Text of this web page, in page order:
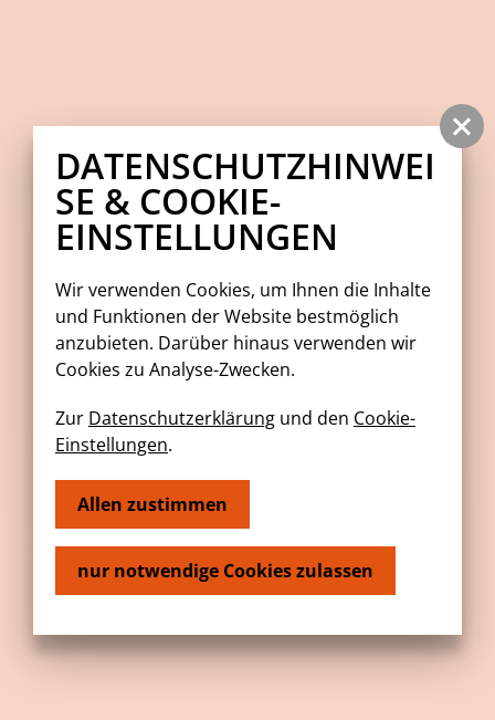
DATENSCHUTZHINWEI
SE & COOKIE-
EINSTELLUNGEN
Wir verwenden Cookies, um Ihnen die Inhalte
und Funktionen der Website bestmöglich
anzubieten. Darüber hinaus verwenden wir
Cookies zu Analyse-Zwecken.
Zur Datenschutzerklärung und den Cookie-
Einstellungen.
Allen zustimmen
nur notwendige Cookies zulassen